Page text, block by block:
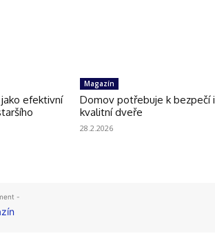
efektivní
Magazín
Domov potřebuje k bezpečí i
kvalitní dveře
28.2.2026
-